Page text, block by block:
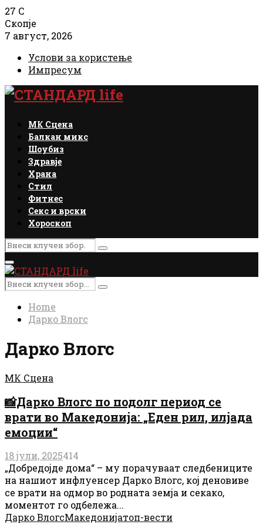
27 C
Скопје
7 август, 2026
Услови за користење
Импресум
Facebook
Instagram
Email
Rss
МК Сцена
Балкан микс
Шоубиз
Здравје
Храна
Стил
Фитнес
Секс и врски
Хороскоп
Search
for:
Search
Primary
Menu
Search
for:
Search
Home
Дарко Влогс
Дарко Влогс
МК Сцена
📸Дарко Влогс по подолг период се
врати во Македонија: „Еден рил, илјада
емоции“
18 јули, 2025414
„Добредојде дома“ – му порачуваат следбениците
на нашиот инфлуенсер Дарко Влогс, кој деновиве
се врати на одмор во родната земја и секако,
моментот го одбележа...
Дарко ВлогсМакедонијатоп-вести